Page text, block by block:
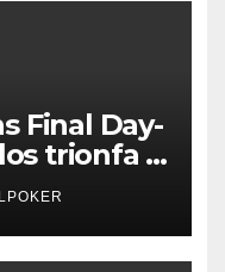
Final Day-
trionfa a
deal!